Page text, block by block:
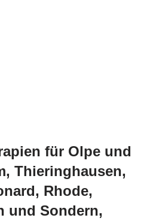
für Olpe und
Thieringhausen,
Rhode,
und Sondern,